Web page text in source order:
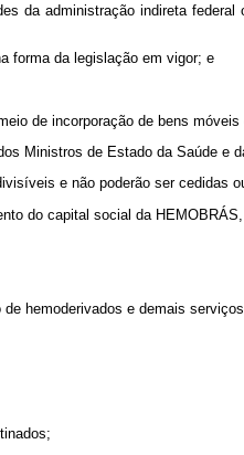
da administração indireta
forma da legislação em vigor; e
de incorporação de bens
Ministros de Estado da Saúde
e não poderão ser cedidas
do capital social da
hemoderivados e demais